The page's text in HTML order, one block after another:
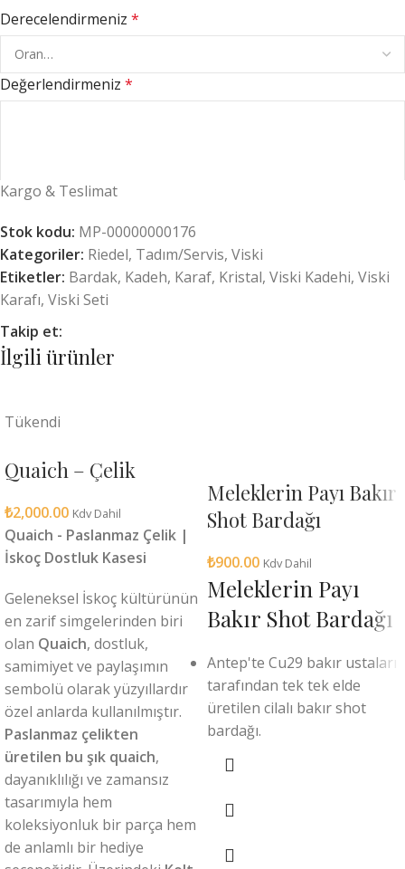
Bu zarif bardaklar, bardakları tutmayı bir zevk haline
getiren dokunsal bir öğeye sahiptir.
Bu pakette bir karaf ve iki kadeh bulunur.
set
Derecelendirmeniz *
Değerlendirmeniz *
İsim*
Daha sonraki yorumlarımda kullanılması için adım, e-posta
adresim ve site adresim bu tarayıcıya kaydedilsin.
Kargo & Teslimat
Stok kodu: MP-00000000176
Kategoriler: Riedel, Tadım/Servis, Viski
Etiketler: Bardak, Kadeh, Karaf, Kristal, Viski Kadehi, Viski
Karafı, Viski Seti
Takip et:
İlgili ürünler
Tükendi
Quaich – Çelik
₺2,000.00 Kdv Dahil
Quaich - Paslanmaz Çelik |
İskoç Dostluk Kasesi
Geleneksel İskoç kültürünün
en zarif simgelerinden biri
olan Quaich, dostluk,
samimiyet ve paylaşımın
sembolü olarak yüzyıllardır
özel anlarda kullanılmıştır.
Paslanmaz çelikten
üretilen bu şık quaich,
dayanıklılığı ve zamansız
tasarımıyla hem
koleksiyonluk bir parça hem
de anlamlı bir hediye
Meleklerin Payı Bakır
Shot Bardağı
₺900.00 Kdv Dahil
Meleklerin Payı
Bakır Shot Bardağı
Antep'te Cu29 bakır ustaları
tarafından tek tek elde
üretilen cilalı bakır shot
bardağı.